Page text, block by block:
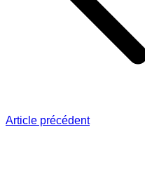
Article précédent